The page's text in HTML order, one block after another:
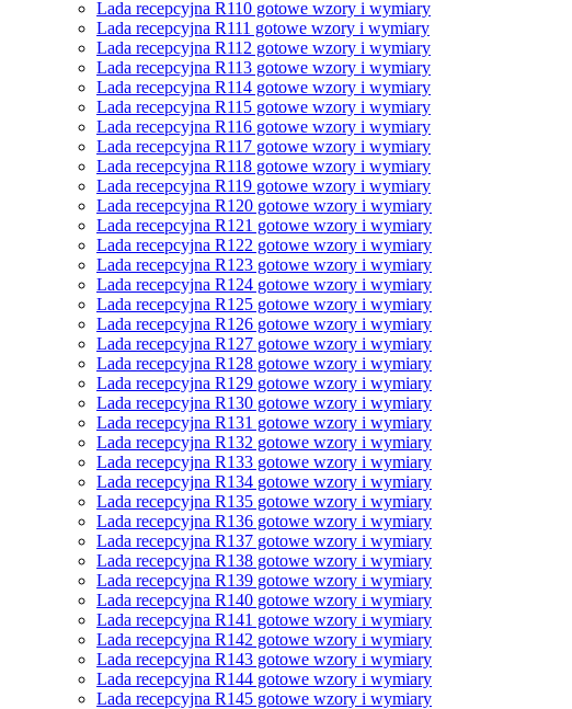
Lada recepcyjna R110 gotowe wzory i wymiary
Lada recepcyjna R111 gotowe wzory i wymiary
Lada recepcyjna R112 gotowe wzory i wymiary
Lada recepcyjna R113 gotowe wzory i wymiary
Lada recepcyjna R114 gotowe wzory i wymiary
Lada recepcyjna R115 gotowe wzory i wymiary
Lada recepcyjna R116 gotowe wzory i wymiary
Lada recepcyjna R117 gotowe wzory i wymiary
Lada recepcyjna R118 gotowe wzory i wymiary
Lada recepcyjna R119 gotowe wzory i wymiary
Lada recepcyjna R120 gotowe wzory i wymiary
Lada recepcyjna R121 gotowe wzory i wymiary
Lada recepcyjna R122 gotowe wzory i wymiary
Lada recepcyjna R123 gotowe wzory i wymiary
Lada recepcyjna R124 gotowe wzory i wymiary
Lada recepcyjna R125 gotowe wzory i wymiary
Lada recepcyjna R126 gotowe wzory i wymiary
Lada recepcyjna R127 gotowe wzory i wymiary
Lada recepcyjna R128 gotowe wzory i wymiary
Lada recepcyjna R129 gotowe wzory i wymiary
Lada recepcyjna R130 gotowe wzory i wymiary
Lada recepcyjna R131 gotowe wzory i wymiary
Lada recepcyjna R132 gotowe wzory i wymiary
Lada recepcyjna R133 gotowe wzory i wymiary
Lada recepcyjna R134 gotowe wzory i wymiary
Lada recepcyjna R135 gotowe wzory i wymiary
Lada recepcyjna R136 gotowe wzory i wymiary
Lada recepcyjna R137 gotowe wzory i wymiary
Lada recepcyjna R138 gotowe wzory i wymiary
Lada recepcyjna R139 gotowe wzory i wymiary
Lada recepcyjna R140 gotowe wzory i wymiary
Lada recepcyjna R141 gotowe wzory i wymiary
Lada recepcyjna R142 gotowe wzory i wymiary
Lada recepcyjna R143 gotowe wzory i wymiary
Lada recepcyjna R144 gotowe wzory i wymiary
Lada recepcyjna R145 gotowe wzory i wymiary